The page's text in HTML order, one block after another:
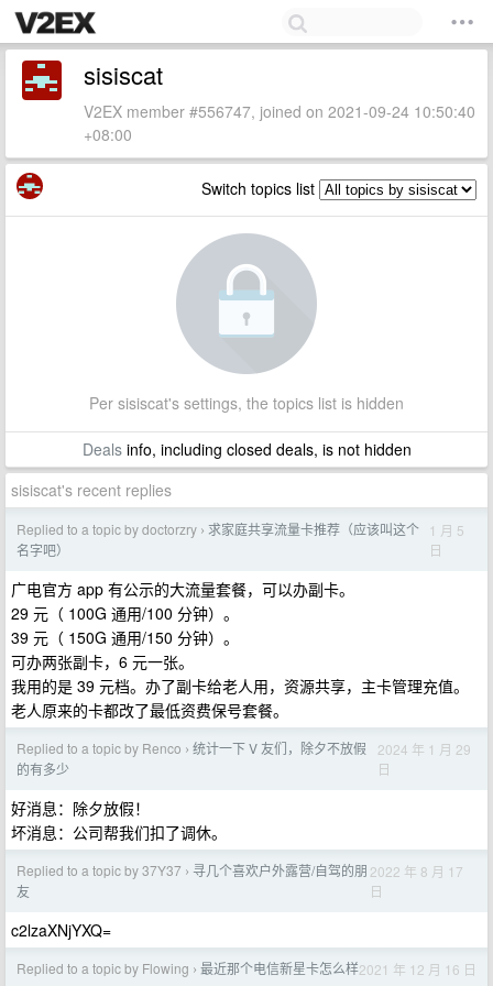
sisiscat
V2EX member #556747, joined on 2021-09-24 10:50:40
+08:00
Switch topics list
Per sisiscat's settings, the topics list is hidden
Dealsinfo, including closed deals, is not hidden
sisiscat's recent replies
Replied to a topic by doctorzry › 求家庭共享流量卡推荐（应该叫这个
名字吧）
1 月 5
日
广电官方 app 有公示的大流量套餐，可以办副卡。
29 元（ 100G 通用/100 分钟）。
39 元（ 150G 通用/150 分钟）。
可办两张副卡，6 元一张。
我用的是 39 元档。办了副卡给老人用，资源共享，主卡管理充值。
老人原来的卡都改了最低资费保号套餐。
Replied to a topic by Renco › 统计一下 V 友们，除夕不放假
的有多少
2024 年 1 月 29
日
好消息：除夕放假！
坏消息：公司帮我们扣了调休。
Replied to a topic by 37Y37 › 寻几个喜欢户外露营/自驾的朋
友
2022 年 8 月 17
日
c2lzaXNjYXQ=
Replied to a topic by Flowing › 最近那个电信新星卡怎么样2021 年 12 月 16 日